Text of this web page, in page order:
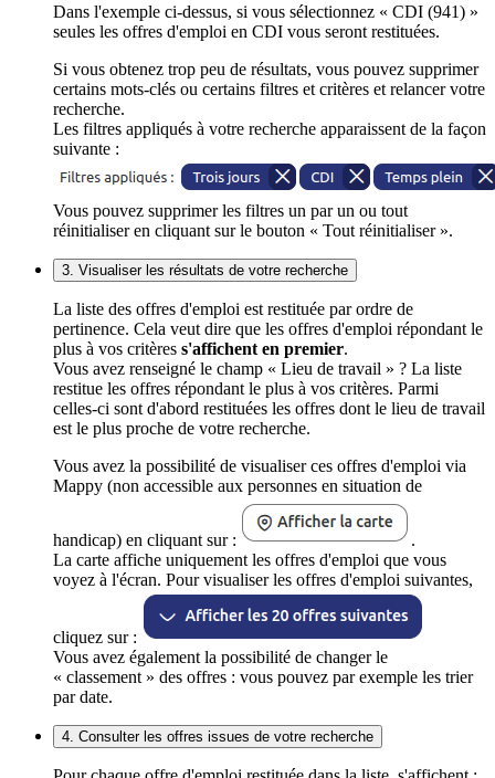
Dans l'exemple ci-dessus, si vous sélectionnez « CDI (941) »
seules les offres d'emploi en CDI vous seront restituées.
Si vous obtenez trop peu de résultats, vous pouvez supprimer
certains mots-clés ou certains filtres et critères et relancer votre
recherche.
Les filtres appliqués à votre recherche apparaissent de la façon
suivante :
Vous pouvez supprimer les filtres un par un ou tout
réinitialiser en cliquant sur le bouton « Tout réinitialiser ».
3. Visualiser les résultats de votre recherche
La liste des offres d'emploi est restituée par ordre de
pertinence. Cela veut dire que les offres d'emploi répondant le
plus à vos critères s'affichent en premier.
Vous avez renseigné le champ « Lieu de travail » ? La liste
restitue les offres répondant le plus à vos critères. Parmi
celles-ci sont d'abord restituées les offres dont le lieu de travail
est le plus proche de votre recherche.
Vous avez la possibilité de visualiser ces offres d'emploi via
Mappy (non accessible aux personnes en situation de
handicap) en cliquant sur :
.
La carte affiche uniquement les offres d'emploi que vous
voyez à l'écran. Pour visualiser les offres d'emploi suivantes,
cliquez sur :
Vous avez également la possibilité de changer le
« classement » des offres : vous pouvez par exemple les trier
par date.
4. Consulter les offres issues de votre recherche